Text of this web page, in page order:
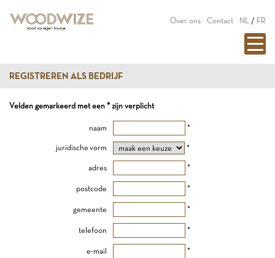
Over ons Contact NL / FR
REGISTREREN ALS BEDRIJF
Velden gemarkeerd met een * zijn verplicht
naam *
juridische vorm *
adres *
postcode *
gemeente *
telefoon *
e-mail *